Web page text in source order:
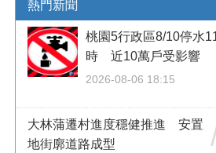
熱門新聞
桃園5行政區8/10停水
時 近10萬戶受影響
2026-08-06 18:15
大林蒲遷村進度穩健推進 安置
地街廓道路成型